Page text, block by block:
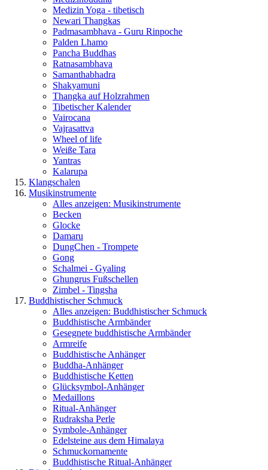
Medizin Yoga - tibetisch
Newari Thangkas
Padmasambhava - Guru Rinpoche
Palden Lhamo
Pancha Buddhas
Ratnasambhava
Samanthabhadra
Shakyamuni
Thangka auf Holzrahmen
Tibetischer Kalender
Vairocana
Vajrasattva
Wheel of life
Weiße Tara
Yantras
Kalarupa
Klangschalen
Musikinstrumente
Alles anzeigen: Musikinstrumente
Becken
Glocke
Damaru
DungChen - Trompete
Gong
Schalmei - Gyaling
Ghungrus Fußschellen
Zimbel - Tingsha
Buddhistischer Schmuck
Alles anzeigen: Buddhistischer Schmuck
Buddhistische Armbänder
Gesegnete buddhistische Armbänder
Armreife
Buddhistische Anhänger
Buddha-Anhänger
Buddhistische Ketten
Glücksymbol-Anhänger
Medaillons
Ritual-Anhänger
Rudraksha Perle
Symbole-Anhänger
Edelsteine aus dem Himalaya
Schmuckornamente
Buddhistische Ritual-Anhänger